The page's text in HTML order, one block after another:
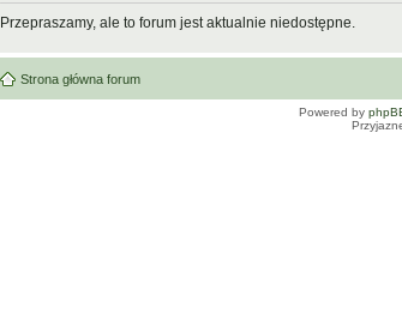
Przepraszamy, ale to forum jest aktualnie niedostępne.
Strona główna forum
Powered by